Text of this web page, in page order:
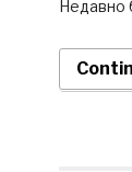
Недавно